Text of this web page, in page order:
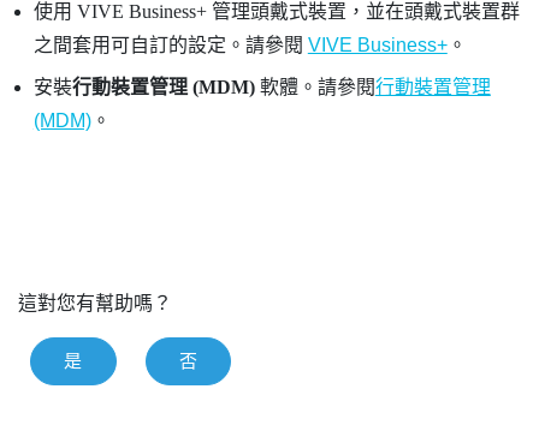
使用 VIVE Business+管理頭戴式裝置，並在頭戴式裝置群
之間套用可自訂的設定。請參閱 VIVE Business+。
安裝行動裝置管理 (MDM) 軟體。請參閱行動裝置管理
(MDM)。
這對您有幫助嗎？
是 否